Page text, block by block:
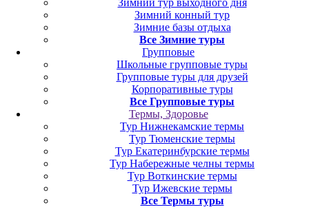
Зимний тур выходного дня
Зимний конный тур
Зимние базы отдыха
Все Зимние туры
Групповые
Школьные групповые туры
Групповые туры для друзей
Корпоративные туры
Все Групповые туры
Термы, Здоровье
Тур Нижнекамские термы
Тур Тюменские термы
Тур Екатеринбурские термы
Тур Набережные челны термы
Тур Воткинские термы
Тур Ижевские термы
Все Термы туры